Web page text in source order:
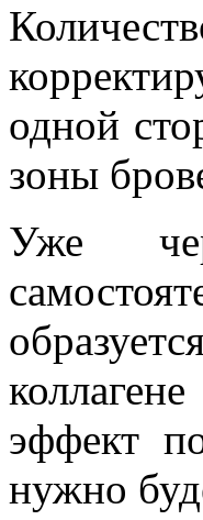
одной
зоны
Уже
эффект
нужно